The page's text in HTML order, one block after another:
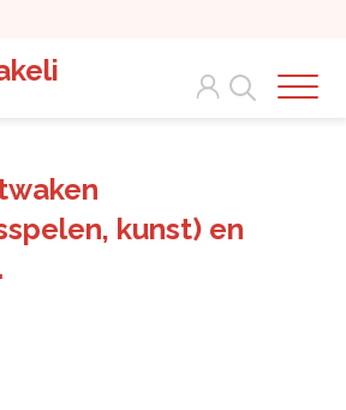
Search
kunst) en